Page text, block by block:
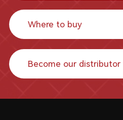
Where to buy
Become our distributor